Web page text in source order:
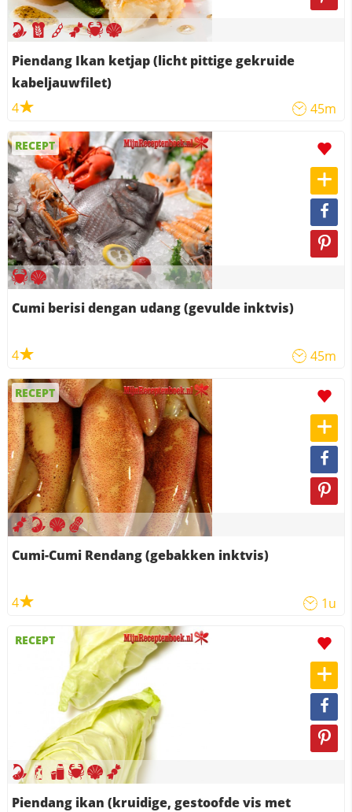
Piendang Ikan ketjap (licht pittige gekruide
kabeljauwfilet)
4
45m
RECEPT
Cumi berisi dengan udang (gevulde inktvis)
4 45m
RECEPT
Cumi-Cumi Rendang (gebakken inktvis)
4 1u
RECEPT
Piendang ikan (kruidige, gestoofde vis met